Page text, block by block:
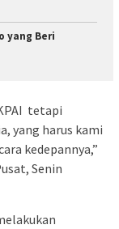
yang Beri
tetapi
yang harus kami
kedepannya,”
Senin